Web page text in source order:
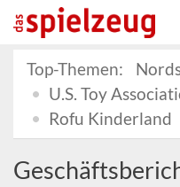
Top-Themen:
U.S. Toy
Rofu Kinderland